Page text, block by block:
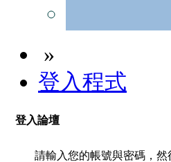
»
登入程式
登入論壇
請輸入您的帳號與密碼，